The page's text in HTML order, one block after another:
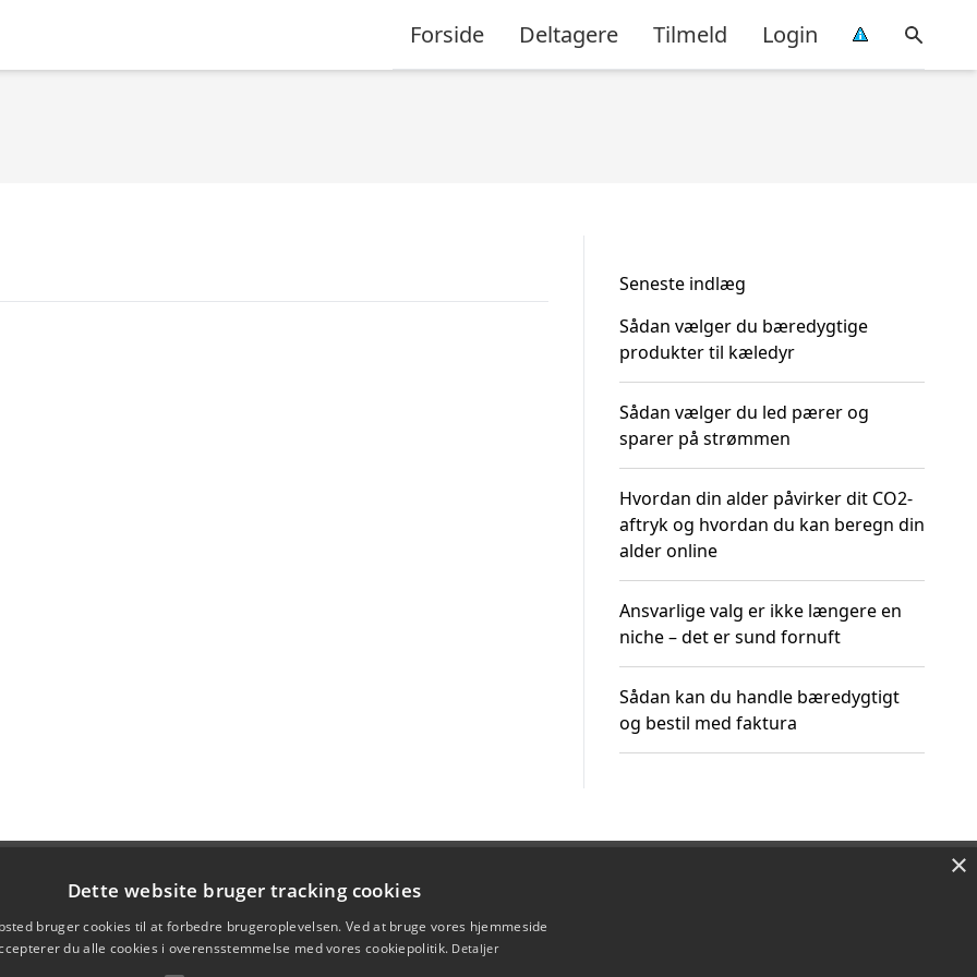
Forside Deltagere Tilmeld Login
Seneste indlæg
Sådan vælger du bæredygtige
produkter til kæledyr
Sådan vælger du led pærer og
sparer på strømmen
Hvordan din alder påvirker dit CO2-
aftryk og hvordan du kan beregn din
alder online
Ansvarlige valg er ikke længere en
niche – det er sund fornuft
Sådan kan du handle bæredygtigt
og bestil med faktura
×
Dette website bruger tracking cookies
bruger cookies til at forbedre brugeroplevelsen. Ved at bruge vores hjemmeside
du alle cookies i overensstemmelse med vores cookiepolitik. Detaljer